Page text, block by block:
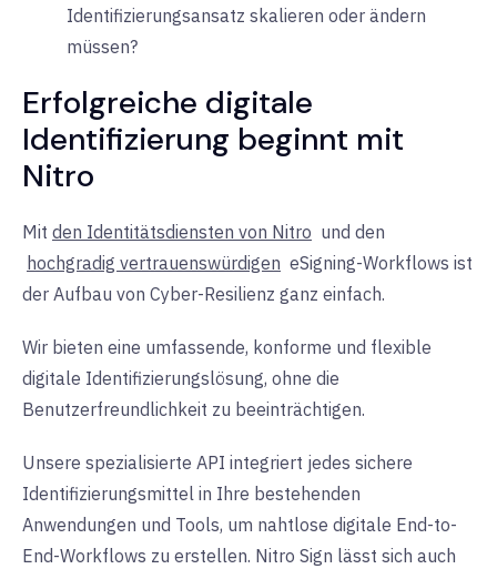
Identifizierungsansatz skalieren oder ändern
müssen?
Erfolgreiche digitale
Identifizierung beginnt mit
Nitro
Mit den Identitätsdiensten von Nitro und den
hochgradig vertrauenswürdigen eSigning-Workflows ist
der Aufbau von Cyber-Resilienz ganz einfach.
Wir bieten eine umfassende, konforme und flexible
digitale Identifizierungslösung, ohne die
Benutzerfreundlichkeit zu beeinträchtigen.
Unsere spezialisierte API integriert jedes sichere
Identifizierungsmittel in Ihre bestehenden
Anwendungen und Tools, um nahtlose digitale End-to-
End-Workflows zu erstellen. Nitro Sign lässt sich auch